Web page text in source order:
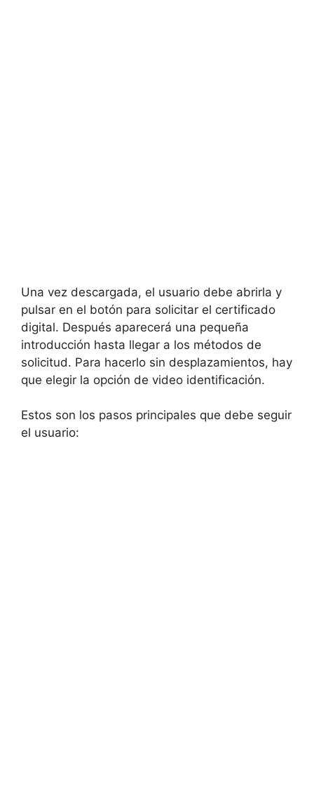
Una vez descargada, el usuario debe abrirla y
pulsar en el botón para solicitar el certificado
digital. Después aparecerá una pequeña
introducción hasta llegar a los métodos de
solicitud. Para hacerlo sin desplazamientos, hay
que elegir la opción de video identificación.
Estos son los pasos principales que debe seguir
el usuario: